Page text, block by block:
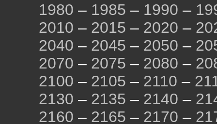
1980 – 1985 – 1990 –
2010 – 2015 – 2020 –
2040 – 2045 – 2050 –
2070 – 2075 – 2080 –
2100 – 2105 – 2110 –
2130 – 2135 – 2140 –
2160 – 2165 – 2170 –